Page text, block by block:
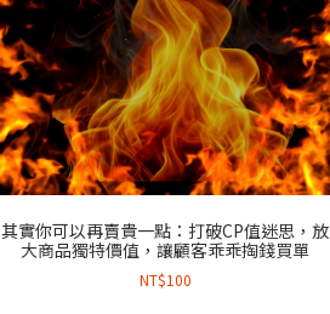
其實你可以再賣貴一點：打破CP值迷思，放
大商品獨特價值，讓顧客乖乖掏錢買單
NT$100